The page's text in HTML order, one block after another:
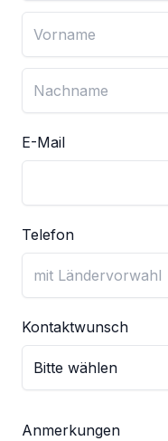
E-Mail
Telefon
Kontaktwunsch
Anmerkungen